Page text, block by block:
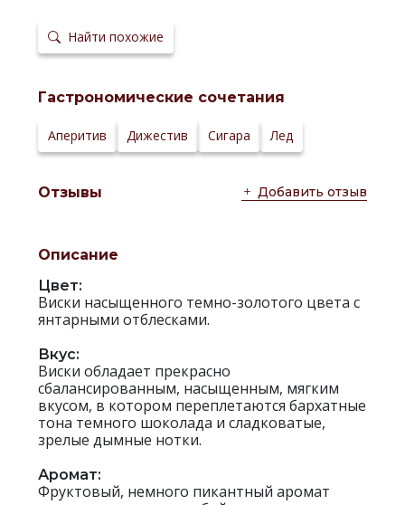
Температура
сервировки:
18-20°С
производителя:
Найти похожие
Гастрономические сочетания
Аперитив Дижестив Сигара Лед
Отзывы Добавить отзыв
Описание
Цвет:
Виски насыщенного темно-золотого цвета с
янтарными отблесками.
Вкус:
Виски обладает прекрасно
сбалансированным, насыщенным, мягким
вкусом, в котором переплетаются бархатные
тона темного шоколада и сладковатые,
зрелые дымные нотки.
Аромат:
Фруктовый, немного пикантный аромат